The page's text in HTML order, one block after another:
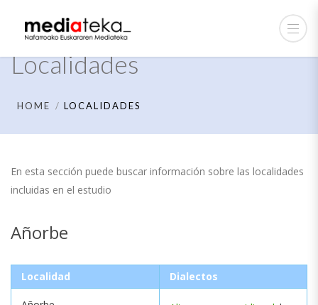
Localidades
HOME LOCALIDADES
En esta sección puede buscar información sobre las localidades
incluidas en el estudio
Añorbe
Localidad Dialectos